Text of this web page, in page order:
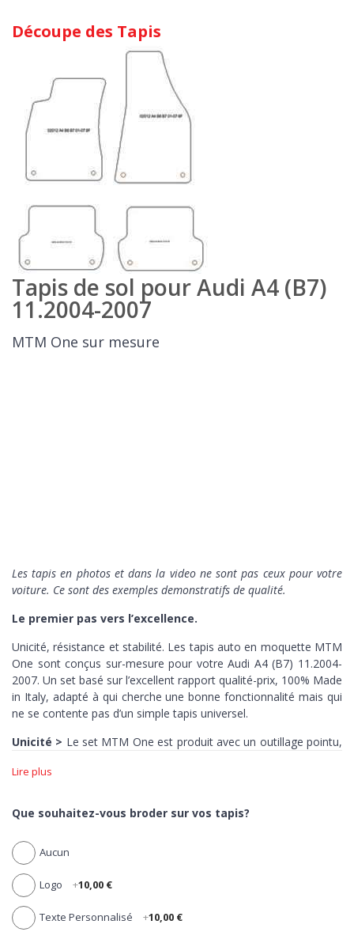
Découpe des Tapis
Tapis de sol pour Audi A4 (B7)
11.2004-2007
MTM One sur mesure
Les tapis en photos et dans la video ne sont pas ceux pour votre
voiture. Ce sont des exemples demonstratifs de qualité.
Le premier pas vers l’excellence.
Unicité, résistance et stabilité. Les tapis auto en moquette MTM
One sont conçus sur-mesure pour votre Audi A4 (B7) 11.2004-
2007. Un set basé sur l’excellent rapport qualité-prix, 100% Made
in Italy, adapté à qui cherche une bonne fonctionnalité mais qui
ne se contente pas d’un simple tapis universel.
Unicité > Le set MTM One est produit avec un outillage pointu,
de ses tapis en fonction du style de votre auto. Zéro erreur,
Résistance >Dotés de talonnette pour protéger la zone la plus
réalisés en velours aiguilleté 100% polypropylène, élastique,
compacte et ultra-résistant.
Stabilité >
antidérapante. Des tapis fermes et robustes, jusqu’au dernier
kilomètre.
Lire plus
Que souhaitez-vous broder sur vos tapis?
Aucun
Logo +10,00 €
Texte Personnalisé +10,00 €